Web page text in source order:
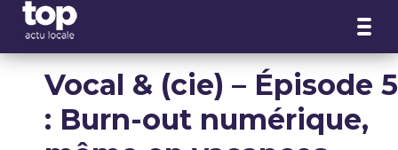
Vocal & (cie) – Épisode 5
: Burn-out numérique,
Panneau de gestion des cookies